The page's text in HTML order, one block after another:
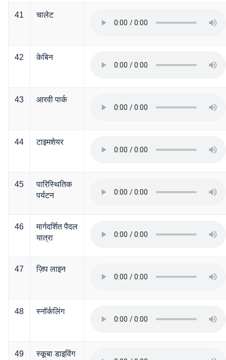
41 चालेट
42 केबिन
43 आरवी पार्क
44 टाइमशेयर
45
पारिस्थितिक
पर्यटन
46
मार्गदर्शित पैदल
यात्रा
47 ज़िप लाइन
48 स्नॉर्कलिंग
49 स्कूबा डाइविंग